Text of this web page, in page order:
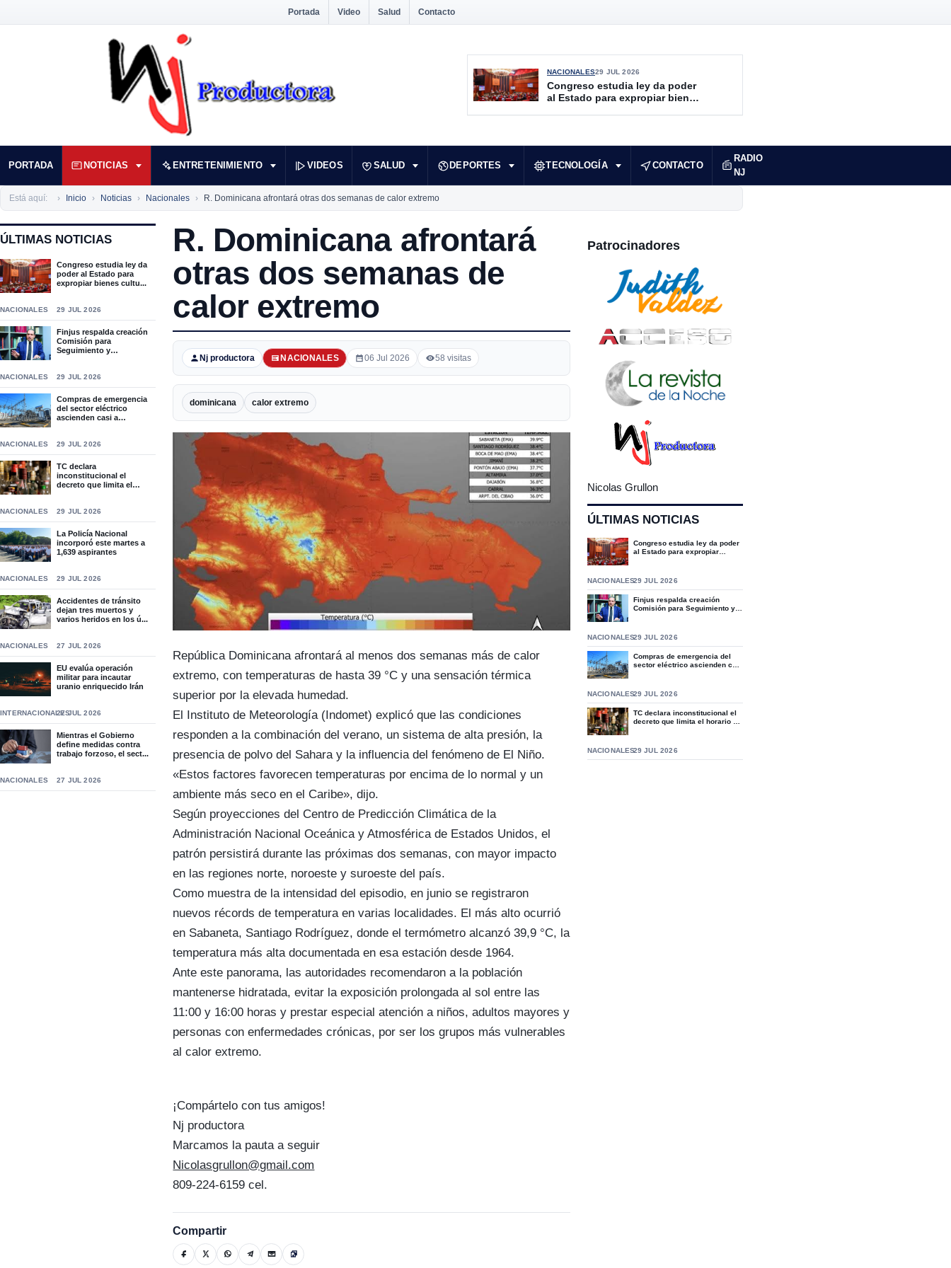
Portada Video Salud Contacto
NACIONALES29 JUL 2026
Congreso estudia ley da poder
al Estado para expropiar bienes
PORTADA NOTICIAS ENTRETENIMIENTO VIDEOS SALUD DEPORTES TECNOLOGÍA CONTACTO
RADIO
NJ
Está aquí: Inicio Noticias Nacionales R. Dominicana afrontará otras dos semanas de calor extremo
ÚLTIMAS NOTICIAS
Congreso estudia ley da
poder al Estado para
expropiar bienes cultu...
NACIONALES 29 JUL 2026
Finjus respalda creación
Comisión para
Seguimiento y
NACIONALES 29 JUL 2026
Compras de emergencia
del sector eléctrico
ascienden casi a
NACIONALES 29 JUL 2026
TC declara
inconstitucional el
decreto que limita el
NACIONALES 29 JUL 2026
La Policía Nacional
incorporó este martes a
1,639 aspirantes
NACIONALES 29 JUL 2026
Accidentes de tránsito
dejan tres muertos y
varios heridos en los ú...
NACIONALES 27 JUL 2026
EU evalúa operación
militar para incautar
uranio enriquecido Irán
INTERNACIONALES27 JUL 2026
Mientras el Gobierno
define medidas contra
trabajo forzoso, el sect...
NACIONALES 27 JUL 2026
R. Dominicana afrontará
otras dos semanas de
calor extremo
Nj productora NACIONALES 06 Jul 2026 58 visitas
dominicana calor extremo
República Dominicana afrontará al menos dos semanas más de calor
extremo, con temperaturas de hasta 39 °C y una sensación térmica
superior por la elevada humedad.
El Instituto de Meteorología (Indomet) explicó que las condiciones
responden a la combinación del verano, un sistema de alta presión, la
presencia de polvo del Sahara y la influencia del fenómeno de El Niño.
«Estos factores favorecen temperaturas por encima de lo normal y un
ambiente más seco en el Caribe», dijo.
Según proyecciones del Centro de Predicción Climática de la
Administración Nacional Oceánica y Atmosférica de Estados Unidos, el
patrón persistirá durante las próximas dos semanas, con mayor impacto
en las regiones norte, noroeste y suroeste del país.
Como muestra de la intensidad del episodio, en junio se registraron
nuevos récords de temperatura en varias localidades. El más alto ocurrió
en Sabaneta, Santiago Rodríguez, donde el termómetro alcanzó 39,9 °C, la
temperatura más alta documentada en esa estación desde 1964.
Ante este panorama, las autoridades recomendaron a la población
mantenerse hidratada, evitar la exposición prolongada al sol entre las
11:00 y 16:00 horas y prestar especial atención a niños, adultos mayores y
personas con enfermedades crónicas, por ser los grupos más vulnerables
al calor extremo.
¡Compártelo con tus amigos!
Nj productora
Marcamos la pauta a seguir
Nicolasgrullon@gmail.com
809-224-6159 cel.
Compartir
Patrocinadores
Nicolas Grullon
ÚLTIMAS NOTICIAS
Congreso estudia ley da poder
al Estado para expropiar
NACIONALES29 JUL 2026
Finjus respalda creación
Comisión para Seguimiento y
NACIONALES29 JUL 2026
Compras de emergencia del
sector eléctrico ascienden casi
NACIONALES29 JUL 2026
TC declara inconstitucional el
decreto que limita el horario de
NACIONALES29 JUL 2026